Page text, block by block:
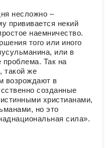
несложно –
прививается некий
наемничество.
того или иного
или в
проблема. Так на
такой же
возрождают в
созданные
христианами,
но это
сила».